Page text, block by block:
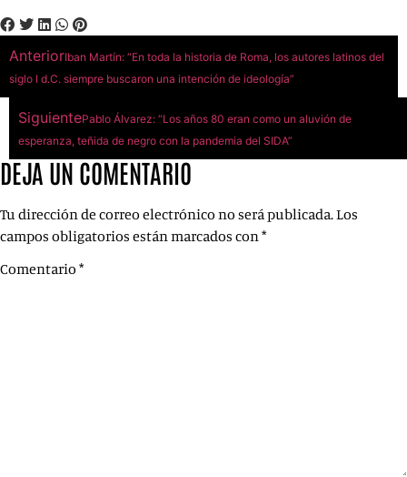
AnteriorIban Martín: “En toda la historia de Roma, los autores latinos del
siglo I d.C. siempre buscaron una intención de ideología”
SiguientePablo Álvarez: “Los años 80 eran como un aluvión de
esperanza, teñida de negro con la pandemia del SIDA”
DEJA UN COMENTARIO
Tu dirección de correo electrónico no será publicada.Los
campos obligatorios están marcados con *
Comentario *